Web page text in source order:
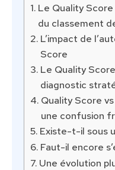
Le Quality
du classement
L’impact de
Score
Le Quality
diagnostic
Quality Score
une confusion
Existe-t-il sous
Faut-il encore
Une évolution